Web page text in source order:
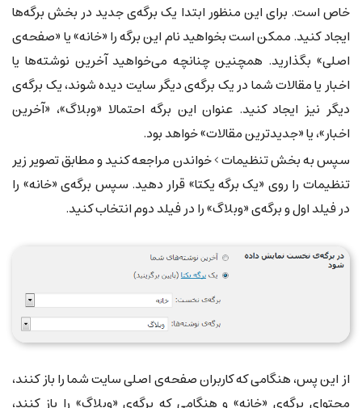
خاص است. برای این منظور ابتدا یک برگه‌ی جدید در بخش برگه‌ها
ایجاد کنید. ممکن است بخواهید نام این برگه را «خانه» یا «صفحه‌ی
اصلی» بگذارید. همچنین چنانچه می‌خواهید آخرین نوشته‌ها یا
اخبار یا مقالات شما در یک برگه‌ی دیگر سایت دیده شوند، یک برگه‌ی
دیگر نیز ایجاد کنید. عنوان این برگه احتمالا «وبلاگ»، «آخرین
اخبار»، یا «جدیدترین مقالات» خواهد بود.
سپس به بخش تنظیمات > خواندن مراجعه کنید و مطابق تصویر زیر
تنظیمات را روی «یک برگه یکتا» قرار دهید. سپس برگه‌ی «خانه» را
در فیلد اول و برگه‌ی «وبلاگ» را در فیلد دوم انتخاب کنید.
از این پس، هنگامی که کاربران صفحه‌ی اصلی سایت شما را باز کنند،
محتوای برگه‌ی «خانه» و هنگامی که برگه‌ی «وبلاگ» را باز کنند،